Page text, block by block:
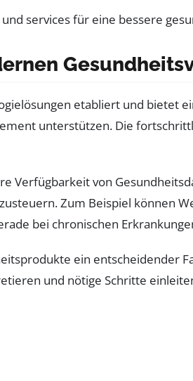
etabliert und bietet
unterstützen. Die
Verfügbarkeit von
Zum Beispiel können
bei chronischen
ein entscheidender
und nötige Schritte